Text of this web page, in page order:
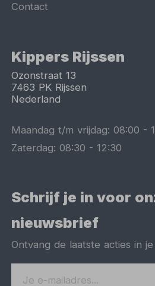
Contact
Kippers Rijssen
Ozonstraat 13
7463 PK Rijssen
Nederland
Maandag t/m vrijdag:08:00 -
Zaterdag:08:30 -12:30
Schrijf je in voor
nieuwsbrief
Ontvang de laatste acties in